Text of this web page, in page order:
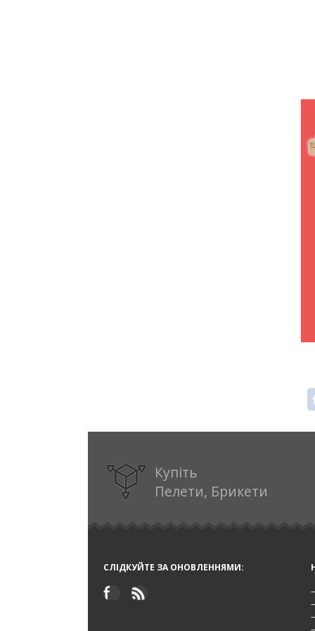
Купіть
Пелети, Брикети
СЛІДКУЙТЕ ЗА ОНОВЛЕННЯМИ: